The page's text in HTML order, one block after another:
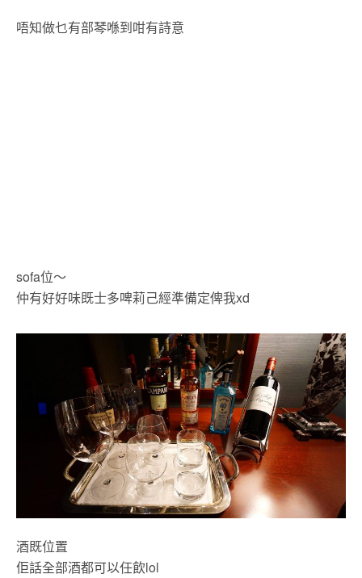
唔知做乜有部琴喺到咁有詩意
sofa位～
仲有好好味既士多啤莉己經準備定俾我xd
酒既位置
佢話全部酒都可以任飲lol